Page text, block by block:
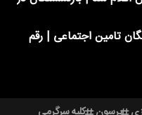
تامین اجتماعی | رقم